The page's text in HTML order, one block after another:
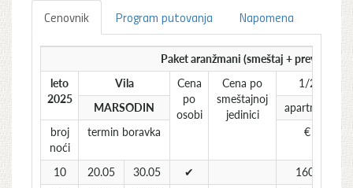
Cenovnik Program putovanja Napomena
Paket aranžmani (smeštaj + prevoz) po
leto
2025
Vila
Cena
po
osobi
Cena po
smeštajnoj
jedinici
1/2
MARSODIN
apartman
broj
noći
termin boravka €
10 20.05 30.05 ✔
160*